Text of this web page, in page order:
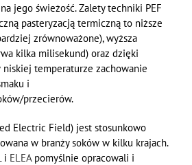
jego świeżość. Zalety techniki PEF
pasteryzacją termiczną to niższe
zrównoważone), wyższa
kilka milisekund) oraz dzięki
niskiej temperaturze zachowanie
i
przecierów.
Electric Field) jest stosunkowo
w branży soków w kilku krajach.
i ELEA pomyślnie opracowali i